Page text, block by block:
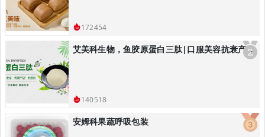
172454
艾美科生物，鱼胶原蛋白三肽|口服美容抗衰产品解决方案
140518
安姆科果蔬呼吸包装